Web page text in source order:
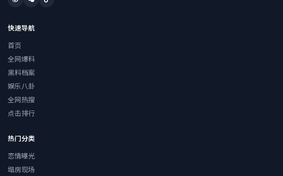
快速导航
首页
全网爆料
黑料档案
娱乐八卦
全网热搜
点击排行
热门分类
恋情曝光
塌房现场